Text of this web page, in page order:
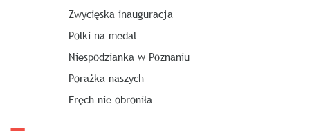
Zwycięska inauguracja
Polki na medal
Niespodzianka w Poznaniu
Porażka naszych
Fręch nie obroniła